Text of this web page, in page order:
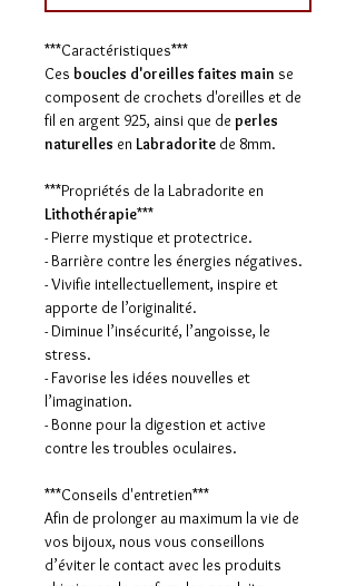
***Caractéristiques***
Ces boucles d'oreilles faites main se
composent de crochets d'oreilles et de
fil en argent 925, ainsi que de perles
naturelles en Labradorite de 8mm.
***Propriétés de la Labradorite en
Lithothérapie***
- Pierre mystique et protectrice.
- Barrière contre les énergies négatives.
- Vivifie intellectuellement, inspire et
apporte de l’originalité.
- Diminue l’insécurité, l’angoisse, le
stress.
- Favorise les idées nouvelles et
l’imagination.
- Bonne pour la digestion et active
contre les troubles oculaires.
***Conseils d'entretien***
Afin de prolonger au maximum la vie de
vos bijoux, nous vous conseillons
d’éviter le contact avec les produits